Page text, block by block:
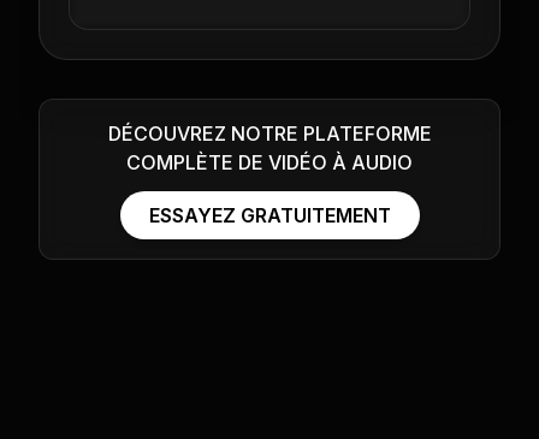
DÉCOUVREZ NOTRE PLATEFORME
COMPLÈTE DE VIDÉO À AUDIO
ESSAYEZ GRATUITEMENT